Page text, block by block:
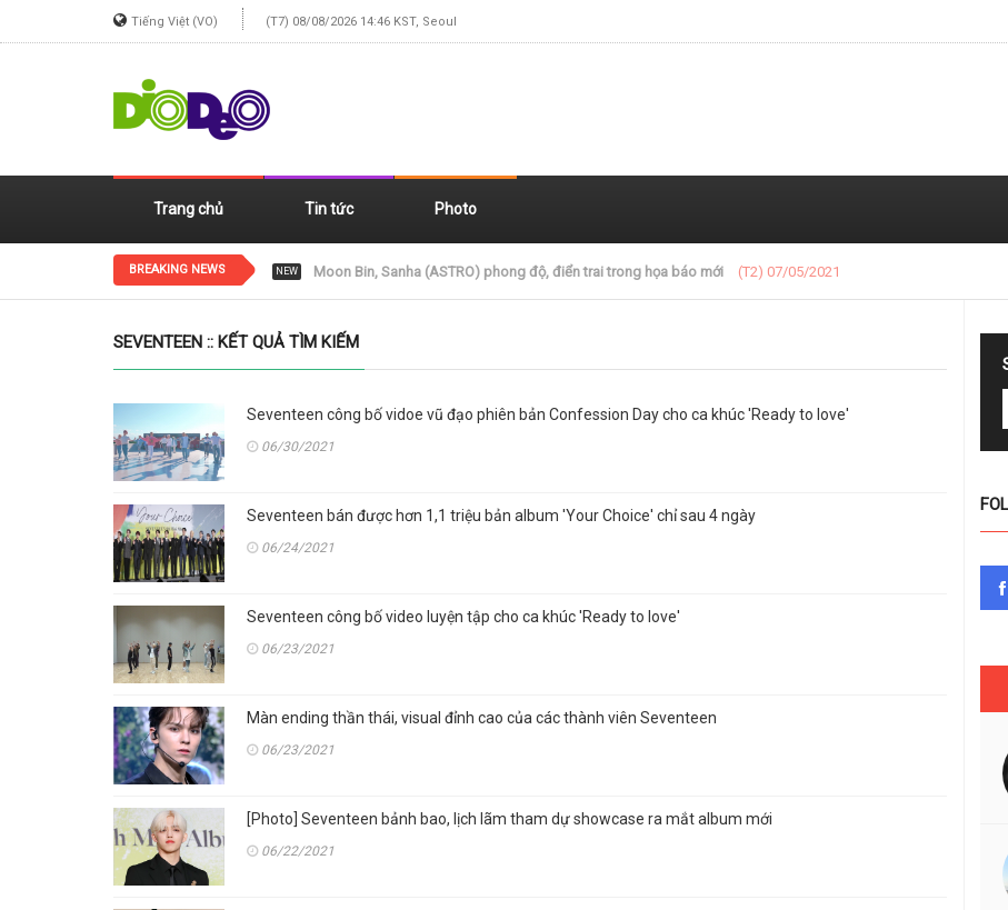
Tiếng Việt (VO) (T7) 08/08/2026 14:46 KST, Seoul
Trang chủ Tin tức Photo
BREAKING NEWS NEW Jennie (BLACKPINK) xinh đẹp trong loạt ảnh gần đây (T2) 07/05/2021
SEVENTEEN :: KẾT QUẢ TÌM KIẾM
Seventeen công bố vidoe vũ đạo phiên bản Confession Day cho ca khúc 'Ready to love'
06/30/2021
Seventeen bán được hơn 1,1 triệu bản album 'Your Choice' chỉ sau 4 ngày
06/24/2021
Seventeen công bố video luyện tập cho ca khúc 'Ready to love'
06/23/2021
Màn ending thần thái, visual đỉnh cao của các thành viên Seventeen
06/23/2021
[Photo] Seventeen bảnh bao, lịch lãm tham dự showcase ra mắt album mới
06/22/2021